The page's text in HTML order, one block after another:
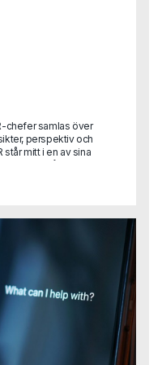
chefer samlas över
perspektiv och
mitt i en av sina
hittills.På Capas
gäng HR-ledare
strategisk
kultur och etik.Vi
samtalen.För
dig som inte
som